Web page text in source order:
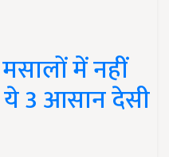
में नहीं
3 आसान देसी